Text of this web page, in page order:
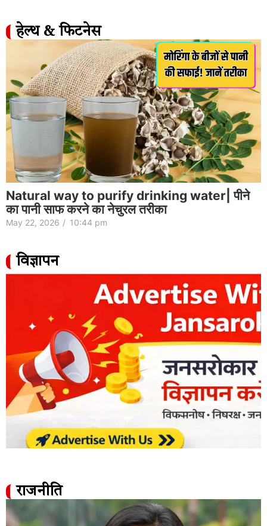
हेल्थ & फिटनेस
Natural way to purify drinking water| पीने
का पानी साफ करने का नेचुरल तरीका
May 22, 2026 / 10:44 pm
विज्ञापन
राजनीति